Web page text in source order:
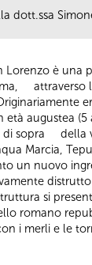
dott.ssa
Lorenzo è una
attraverso
augustea (5
di sopra della
Marcia,
un nuovo
si
romano
i merli e le